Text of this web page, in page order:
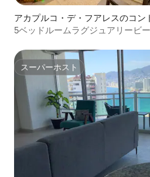
アカプルコ・デ・フアレスのコン
5ベッドルームラグジュアリービ
スーパーホスト
スーパーホスト